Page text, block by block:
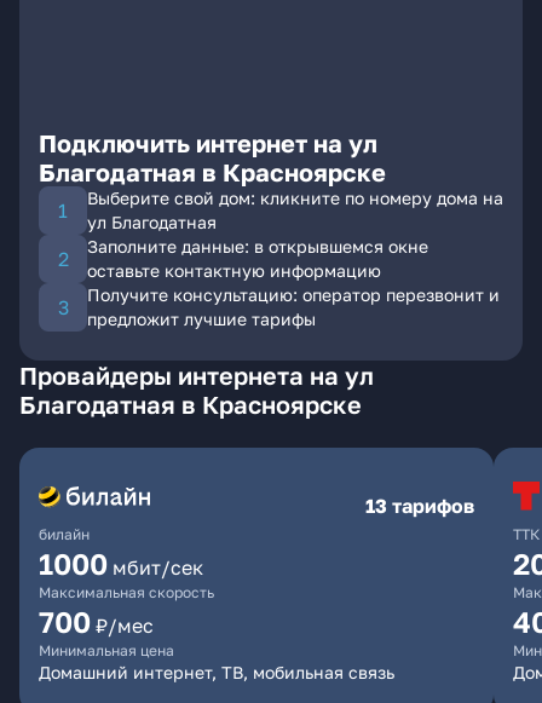
Подключить интернет на ул
Благодатная в Красноярске
Выберите свой дом: кликните по номеру дома на
ул Благодатная
Заполните данные: в открывшемся окне
оставьте контактную информацию
Получите консультацию: оператор перезвонит и
предложит лучшие тарифы
Провайдеры интернета на ул
Благодатная в Красноярске
билайн
13 тарифов
1000 мбит/сек
Максимальная скорость
700 ₽/мес
Минимальная цена
Домашний интернет, ТВ, мобильная связь
ТТК